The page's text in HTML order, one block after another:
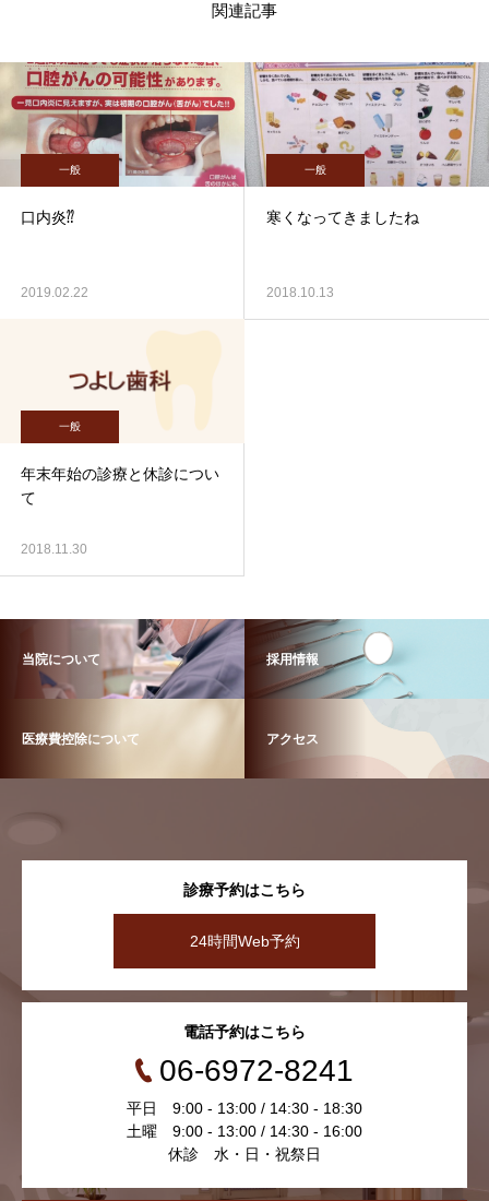
関連記事
一般
口内炎⁇
2019.02.22
一般
寒くなってきましたね
2018.10.13
一般
年末年始の診療と休診につい
て
2018.11.30
当院について 採用情報
医療費控除について アクセス
診療予約はこちら
24時間Web予約
電話予約はこちら
06-6972-8241
平日 9:00 - 13:00 / 14:30 - 18:30
土曜 9:00 - 13:00 / 14:30 - 16:00
休診 水・日・祝祭日